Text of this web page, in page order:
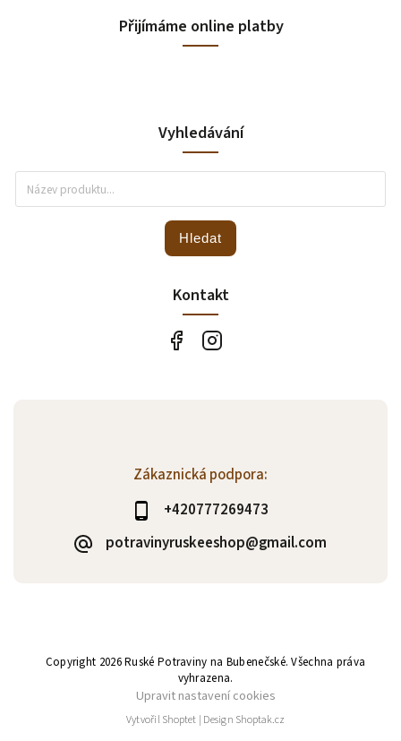
Zákaznická podpora:
+420777269473
potravinyruskeeshop@gmail.com
Přijímáme online platby
Vyhledávání
Hledat
Kontakt
Copyright 2026Ruské Potraviny na Bubenečské. Všechna práva
vyhrazena.
Upravit nastavení cookies
VytvořilShoptet | Design Shoptak.cz